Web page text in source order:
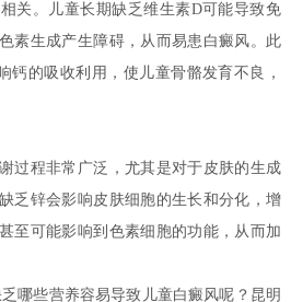
关。儿童长期缺乏维生素D可能导致免
素生成产生障碍，从而易患白癜风。此
钙的吸收利用，使儿童骨骼发育不良，
程非常广泛，尤其是对于皮肤的生成
乏锌会影响皮肤细胞的生长和分化，增
至可能影响到色素细胞的功能，从而加
些营养容易导致儿童白癜风呢？昆明